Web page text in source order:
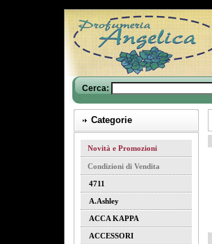
Cerca:
Categorie
Novità e Promozioni
Condizioni di Vendita
4711
A.ashley
ACCA KAPPA
ACCESSORI